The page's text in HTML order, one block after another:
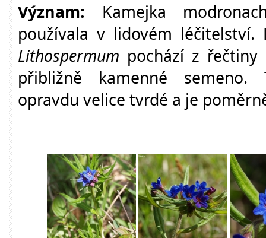
Význam: Kamejka
používala v lidovém léčitelství.
Lithospermum pochází z
přibližně kamenné semeno.
opravdu velice tvrdé a je